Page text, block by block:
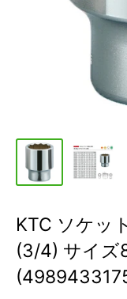
KTC ソケッ
(3/4) サイズ